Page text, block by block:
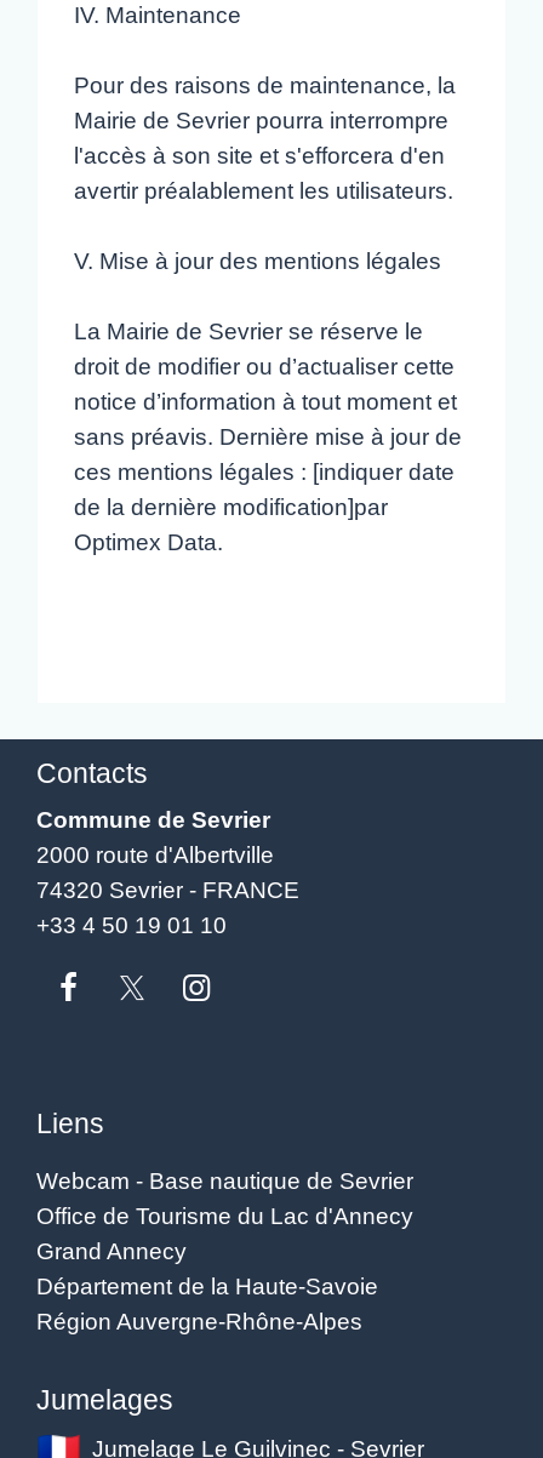
IV. Maintenance
Pour des raisons de maintenance, la
Mairie de Sevrier pourra interrompre
l'accès à son site et s'efforcera d'en
avertir préalablement les utilisateurs.
V. Mise à jour des mentions légales
La Mairie de Sevrier se réserve le
droit de modifier ou d’actualiser cette
notice d’information à tout moment et
sans préavis. Dernière mise à jour de
ces mentions légales : [indiquer date
de la dernière modification]par
Optimex Data.
Contacts
Commune de Sevrier
2000 route d'Albertville
74320 Sevrier - FRANCE
+33 4 50 19 01 10
Liens
Webcam - Base nautique de Sevrier
Office de Tourisme du Lac d'Annecy
Grand Annecy
Département de la Haute-Savoie
Région Auvergne-Rhône-Alpes
Jumelages
Jumelage Le Guilvinec - Sevrier